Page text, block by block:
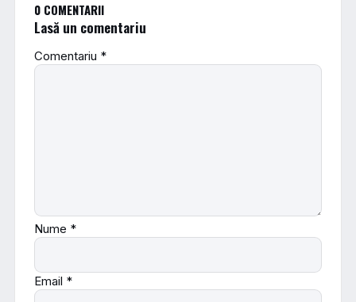
0 COMENTARII
Lasă un comentariu
Comentariu *
Nume *
Email *